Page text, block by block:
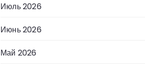
Июль 2026
Июнь 2026
Май 2026